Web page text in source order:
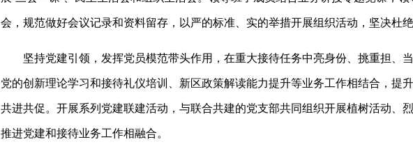
会，规范做好会议记录和资料留存，以严的标准、实的举措开展组织活动，坚决杜绝
坚持党建引领，发挥党员模范带头作用，在重大接待任务中亮身份、挑重担、
党的创新理论学习和接待礼仪培训、新区政策解读能力提升等业务工作相结合，提
共进共促。开展系列党建联建活动，与联合共建的党支部共同组织开展植树活动、
推进党建和接待业务工作相融合。